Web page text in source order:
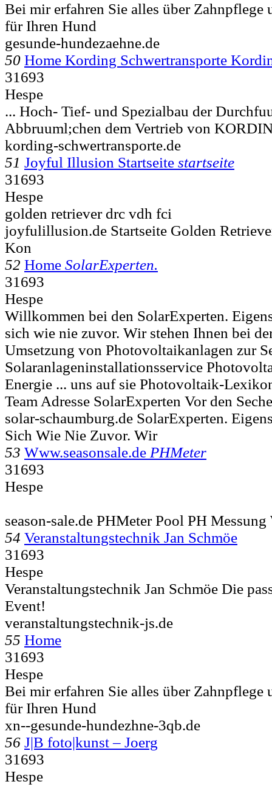
Bei mir erfahren Sie alles über Zahnpflege
für Ihren Hund
gesunde-hundezaehne.de
50 Home Kording Schwertransporte
31693
Hespe
... Hoch- Tief- und Spezialbau der
Abbruuml;chen dem Vertrieb von
kording-schwertransporte.de
51 Joyful Illusion Startseite startseite
31693
Hespe
golden retriever drc vdh fci
joyfulillusion.de Startseite Golden
Kon
52 Home SolarExperten.
31693
Hespe
Willkommen bei den SolarExperten.
sich wie nie zuvor. Wir stehen Ihnen bei
Umsetzung von Photovoltaikanlagen zur
Solaranlageninstallationsservice
Energie ... uns auf sie Photovoltaik-
Team Adresse SolarExperten Vor den
solar-schaumburg.de SolarExperten.
Sich Wie Nie Zuvor. Wir
53 Www.seasonsale.de PHMeter
31693
Hespe
season-sale.de PHMeter Pool PH Messung
54 Veranstaltungstechnik Jan Schmöe
31693
Hespe
Veranstaltungstechnik Jan Schmöe Die
Event!
veranstaltungstechnik-js.de
55 Home
31693
Hespe
Bei mir erfahren Sie alles über Zahnpflege
für Ihren Hund
xn--gesunde-hundezhne-3qb.de
56 J|B foto|kunst – Joerg
31693
Hespe